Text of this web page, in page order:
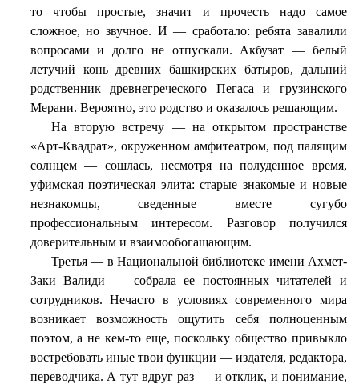
то чтобы простые, значит и прочесть надо самое
сложное, но звучное. И — сработало: ребята завалили
вопросами и долго не отпускали. Акбузат — белый
летучий конь древних башкирских батыров, дальний
родственник древнегреческого Пегаса и грузинского
Мерани. Вероятно, это родство и оказалось решающим.
На вторую встречу — на открытом пространстве
«Арт-Квадрат», окруженном амфитеатром, под палящим
солнцем — сошлась, несмотря на полуденное время,
уфимская поэтическая элита: старые знакомые и новые
незнакомцы, сведенные вместе сугубо
профессиональным интересом. Разговор получился
доверительным и взаимообогащающим.
Третья — в Национальной библиотеке имени Ахмет-
Заки Валиди — собрала ее постоянных читателей и
сотрудников. Нечасто в условиях современного мира
возникает возможность ощутить себя полноценным
поэтом, а не кем-то еще, поскольку общество привыкло
востребовать иные твои функции — издателя, редактора,
переводчика. А тут вдруг раз — и отклик, и понимание,